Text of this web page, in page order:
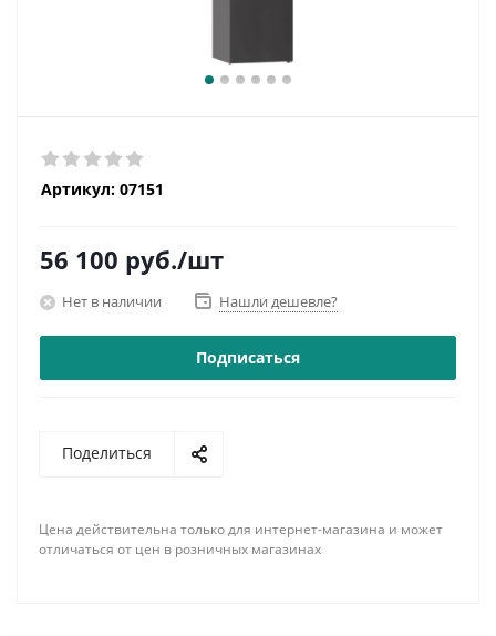
Артикул: 07151
56 100 руб./шт
Нет в наличии Нашли дешевле?
Подписаться
Поделиться
Цена действительна только для интернет-магазина и может
отличаться от цен в розничных магазинах